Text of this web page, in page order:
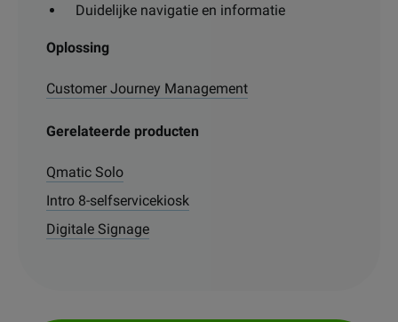
Duidelijke navigatie en informatie
Oplossing
Customer Journey Management
Gerelateerde producten
Qmatic Solo
Intro 8-selfservicekiosk
Digitale Signage